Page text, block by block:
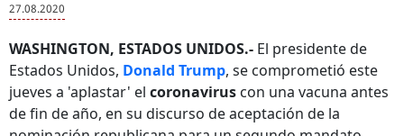
27.08.2020
WASHINGTON, ESTADOS UNIDOS.- El presidente de
Estados Unidos, Donald Trump, se comprometió este
jueves a 'aplastar' el coronavirus con una vacuna antes
de fin de año, en su discurso de aceptación de la